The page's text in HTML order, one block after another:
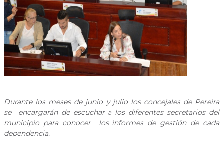
Durante los meses de junio y julio los concejales de Pereira
se
encargarán de escuchar a los diferentes secretarios del
municipio para conocer
los informes de gestión de cada
dependencia.